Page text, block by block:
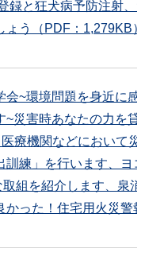
録と狂犬病予防注射、
う（PDF：1,279KB）
会~環境問題を身近に
~災害時あなたの力を
療機関などにおいて
訓練」を行います、ヨ
組を紹介します、泉
かった！住宅用火災警